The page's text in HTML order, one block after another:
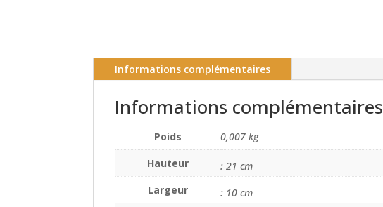
Informations complémentaires
Informations complémentaires
Poids
0,007 kg
Hauteur
: 21 cm
Largeur
: 10 cm